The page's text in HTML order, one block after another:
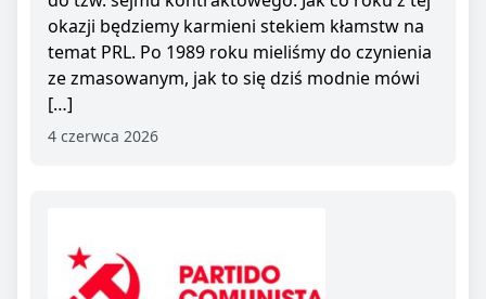
okazji będziemy karmieni stekiem kłamstw na
temat PRL. Po 1989 roku mieliśmy do czynienia
ze zmasowanym, jak to się dziś modnie mówi
[…]
4 czerwca 2026